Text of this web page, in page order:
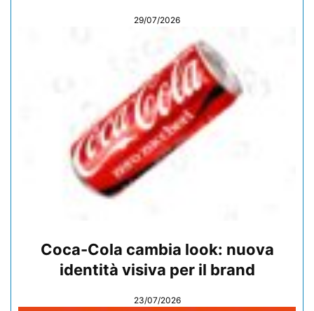
29/07/2026
Coca-Cola cambia look: nuova
identità visiva per il brand
23/07/2026